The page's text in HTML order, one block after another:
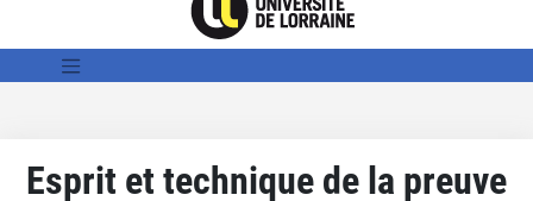
Esprit et technique de la preuve